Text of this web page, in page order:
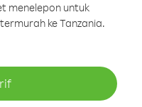
menelepon untuk
ke Tanzania.